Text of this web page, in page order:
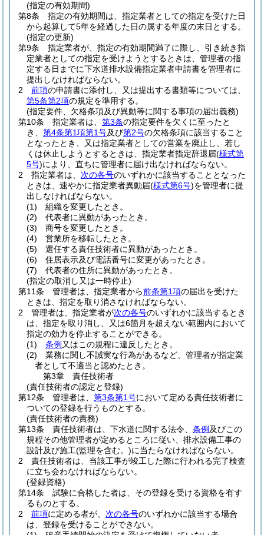
(指定の有効期間)
第8条
指定の有効期間は、指定業者としての指定を受けた日
から起算して5年を経過した日の属する年度の末日とする。
(指定の更新)
第9条
指定業者が、指定の有効期間満了に際し、引き続き指
定業者としての指定を受けようとするときは、管理者の指
定する日までに下水道排水設備指定業者申請書を管理者に
提出しなければならない。
2
前項の申請書に添付し、又は提出する書類等については、
第5条第2項の規定を準用する。
(指定要件、欠格条項及び異動等に関する事項の届出義務)
第10条
指定業者は、 第3条の指定要件を欠くに至ったと
き、 第4条第1項第1号及び第2号の欠格条項に該当すること
となったとき、又は指定業者としての営業を廃止し、若し
くは休止しようとするときは、指定業者指定辞退届(様式第
5号)により、直ちに管理者に届け出なければならない。
2
指定業者は、 次の各号のいずれかに該当することとなった
ときは、速やかに指定業者異動届(様式第6号)を管理者に提
出しなければならない。
(1)
組織を変更したとき。
(2)
代表者に異動があったとき。
(3)
商号を変更したとき。
(4)
営業所を移転したとき。
(5)
選任する責任技術者に異動があったとき。
(6)
住居表示及び電話番号に変更があったとき。
(7)
代表者の住所に異動があったとき。
(指定の取消し又は一時停止)
第11条
管理者は、指定業者から前条第1項の届出を受けた
ときは、指定を取り消さなければならない。
2
管理者は、指定業者が次の各号のいずれかに該当するとき
は、指定を取り消し、又は6箇月を超えない範囲内において
指定の効力を停止することができる。
(1)
条例 又はこの規程に違反したとき。
(2)
業務に関し不誠実な行為があるなど、管理者が指定業
者として不適当と認めたとき。
第3章
責任技術者
(責任技術者の認定と登録)
第12条
管理者は、 第3条第1号において定める責任技術者に
ついての登録を行うものとする。
(責任技術者の責務)
第13条
責任技術者は、下水道に関する法令、 条例 及びこの
規程その他管理者が定めるところに従い、排水設備工事の
設計及び施工(監理を含む。)に当たらなければならない。
2
責任技術者は、当該工事が竣工した際に行われる完了検査
に立ち会わなければならない。
(登録資格)
第14条
試験に合格した者は、その登録を受ける資格を有す
るものとする。
2
前項に定める者が、 次の各号のいずれかに該当する場合
は、登録を受けることができない。